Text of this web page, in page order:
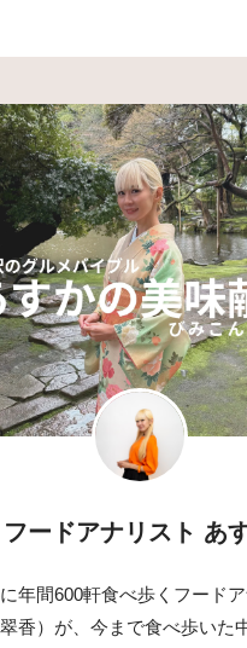
フードアナリスト あ
年間600軒食べ歩くフード
香）が、今まで食べ歩いた